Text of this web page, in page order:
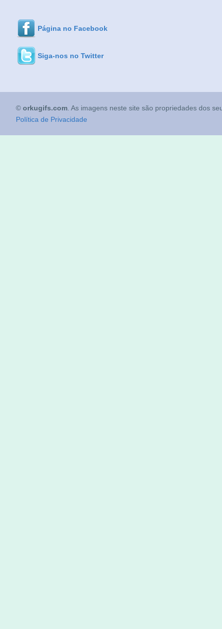
Página no Facebook
Siga-nos no Twitter
© orkugifs.com . As imagens neste site são propriedades dos
Política de Privacidade